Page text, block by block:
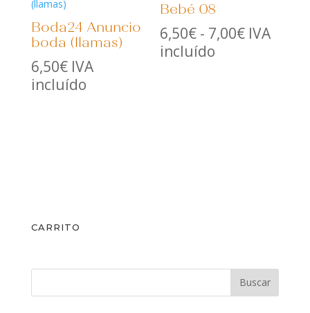
Boda24 Anuncio
boda (llamas)
6,50€ IVA
incluído
Bebé 08
6,50€ - 7,00€Rango
IVA
incluído
CARRITO